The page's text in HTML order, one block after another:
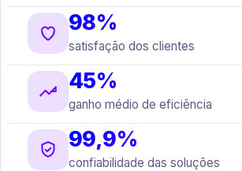
98%
satisfação dos clientes
45%
ganho médio de eficiência
99,9%
confiabilidade das soluções